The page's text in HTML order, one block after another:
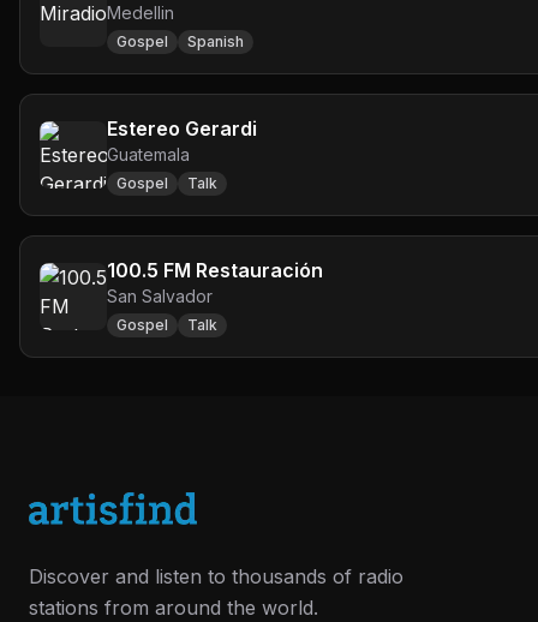
Medellin
Gospel Spanish
Estereo Gerardi
Guatemala
Gospel Talk
100.5 FM Restauración
San Salvador
Gospel Talk
Discover and listen to thousands of radio
stations from around the world.